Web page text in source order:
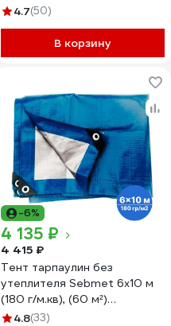
4.7(50)
В корзину
-6%
4 135 ₽
4 415 ₽
Тент тарпаулин без
утеплителя Sebmet 6x10 м
(180 г/м.кв), (60 м²)
TD0790180610Т
4.8(33)